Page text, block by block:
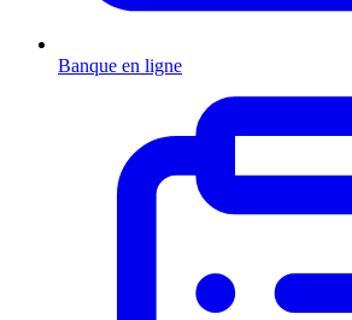
Banque en ligne